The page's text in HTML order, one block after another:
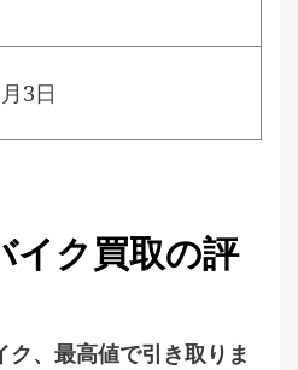
3日
イク買取の評
、最高値で引き取りま